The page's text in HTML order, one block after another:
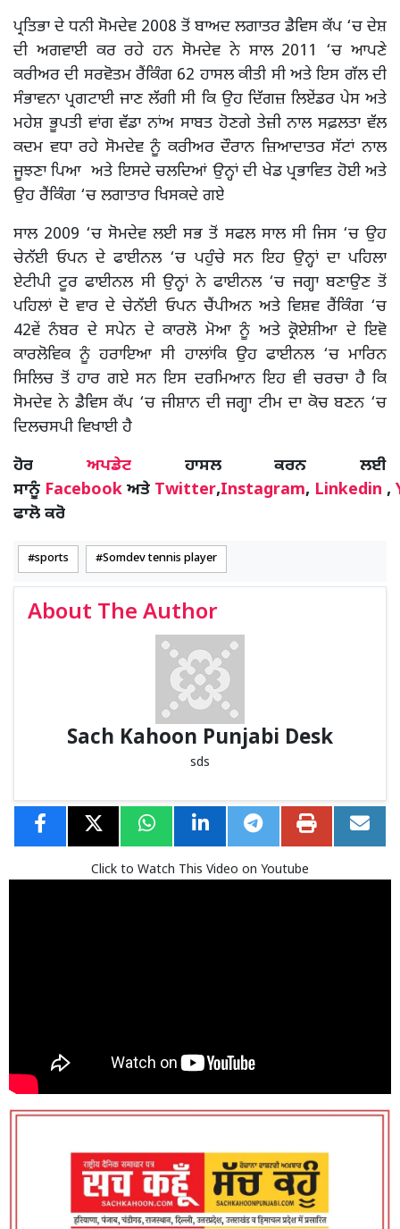
ਪ੍ਰਤਿਭਾ ਦੇ ਧਨੀ ਸੋਮਦੇਵ 2008 ਤੋਂ ਬਾਅਦ ਲਗਾਤਰ ਡੈਵਿਸ ਕੱਪ ‘ਚ ਦੇਸ਼
ਦੀ ਅਗਵਾਈ ਕਰ ਰਹੇ ਹਨ ਸੋਮਦੇਵ ਨੇ ਸਾਲ 2011 ‘ਚ ਆਪਣੇ
ਕਰੀਅਰ ਦੀ ਸਰਵੋਤਮ ਰੈਂਕਿੰਗ 62 ਹਾਸਲ ਕੀਤੀ ਸੀ ਅਤੇ ਇਸ ਗੱਲ ਦੀ
ਸੰਭਾਵਨਾ ਪ੍ਰਗਟਾਈ ਜਾਣ ਲੱਗੀ ਸੀ ਕਿ ਉਹ ਦਿੱਗਜ਼ ਲਿਏਂਡਰ ਪੇਸ ਅਤੇ
ਮਹੇਸ਼ ਭੂਪਤੀ ਵਾਂਗ ਵੱਡਾ ਨਾਂਅ ਸਾਬਤ ਹੋਣਗੇ ਤੇਜ਼ੀ ਨਾਲ ਸਫ਼ਲਤਾ ਵੱਲ
ਕਦਮ ਵਧਾ ਰਹੇ ਸੋਮਦੇਵ ਨੂੰ ਕਰੀਅਰ ਦੌਰਾਨ ਜ਼ਿਆਦਾਤਰ ਸੱਟਾਂ ਨਾਲ
ਜੂਝਣਾ ਪਿਆ ਅਤੇ ਇਸਦੇ ਚਲਦਿਆਂ ਉਨ੍ਹਾਂ ਦੀ ਖੇਡ ਪ੍ਰਭਾਵਿਤ ਹੋਈ ਅਤੇ
ਉਹ ਰੈਂਕਿੰਗ ‘ਚ ਲਗਾਤਾਰ ਖਿਸਕਦੇ ਗਏ
ਸਾਲ 2009 ‘ਚ ਸੋਮਦੇਵ ਲਈ ਸਭ ਤੋਂ ਸਫਲ ਸਾਲ ਸੀ ਜਿਸ ‘ਚ ਉਹ
ਚੇਨੱਈ ਓਪਨ ਦੇ ਫਾਈਨਲ ‘ਚ ਪਹੁੰਚੇ ਸਨ ਇਹ ਉਨ੍ਹਾਂ ਦਾ ਪਹਿਲਾ
ਏਟੀਪੀ ਟੂਰ ਫਾਈਨਲ ਸੀ ਉਨ੍ਹਾਂ ਨੇ ਫਾਈਨਲ ‘ਚ ਜਗ੍ਹਾ ਬਣਾਉਣ ਤੋਂ
ਪਹਿਲਾਂ ਦੋ ਵਾਰ ਦੇ ਚੇਨੱਈ ਓਪਨ ਚੈਂਪੀਅਨ ਅਤੇ ਵਿਸ਼ਵ ਰੈਂਕਿੰਗ ‘ਚ
42ਵੇਂ ਨੰਬਰ ਦੇ ਸਪੇਨ ਦੇ ਕਾਰਲੋ ਮੋਆ ਨੂੰ ਅਤੇ ਕ੍ਰੋਏਸ਼ੀਆ ਦੇ ਇਵੋ
ਕਾਰਲੋਵਿਕ ਨੂੰ ਹਰਾਇਆ ਸੀ ਹਾਲਾਂਕਿ ਉਹ ਫਾਈਨਲ ‘ਚ ਮਾਰਿਨ
ਸਿਲਿਚ ਤੋਂ ਹਾਰ ਗਏ ਸਨ ਇਸ ਦਰਮਿਆਨ ਇਹ ਵੀ ਚਰਚਾ ਹੈ ਕਿ
ਸੋਮਦੇਵ ਨੇ ਡੈਵਿਸ ਕੱਪ ‘ਚ ਜੀਸ਼ਾਨ ਦੀ ਜਗ੍ਹਾ ਟੀਮ ਦਾ ਕੋਚ ਬਣਨ ‘ਚ
ਦਿਲਚਸਪੀ ਵਿਖਾਈ ਹੈ
ਹੋਰ ਅਪਡੇਟਹਾਸਲ ਕਰਨ ਲਈ
ਸਾਨੂੰ Facebook ਅਤੇ Twitter,Instagram, Linkedin ,
ਫਾਲੋ ਕਰੋ
sports Somdev tennis player
About The Author
Sach Kahoon Punjabi Desk
sds
Click to Watch This Video on Youtube